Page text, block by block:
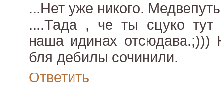
...Нет уже никого.
....Тада , че ты сцуко тут
наша идинах отсюдава.;)))
бля дебилы сочинили.
Ответить